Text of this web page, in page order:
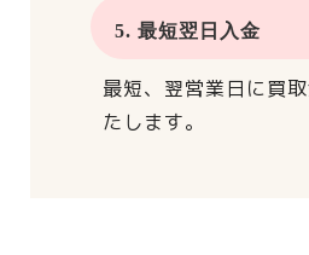
5. 最短翌日入金
最短、翌営業日に買
たします。